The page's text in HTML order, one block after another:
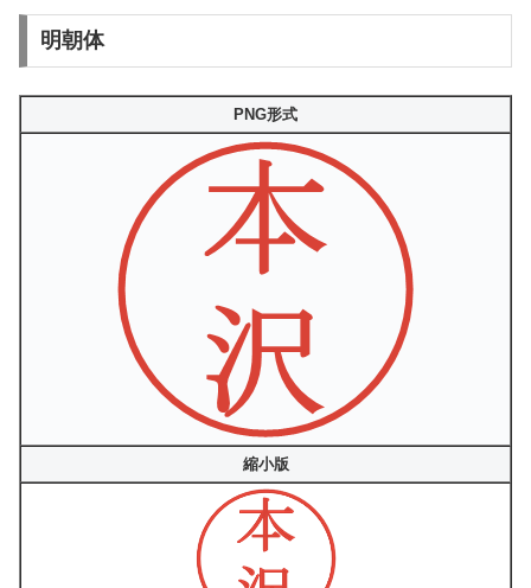
明朝体
PNG形式
縮小版